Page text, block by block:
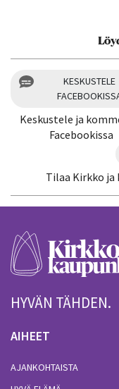
KESKUSTELE
Keskustele ja
Facebookissa
Tilaa Kirkko
HYVÄN TÄHDEN.
AIHEET
AJANKOHTAISTA